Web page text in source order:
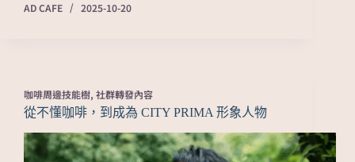
AD CAFE
2025-10-20
咖啡周邊技能樹, 社群轉發內容
從不懂咖啡，到成為 CITY PRIMA 形象人物